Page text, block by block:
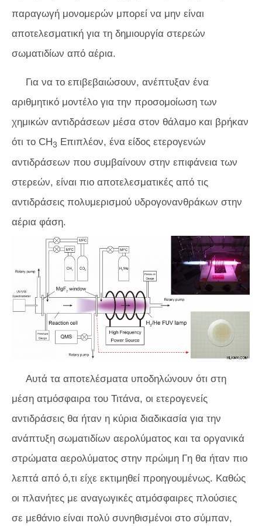
παραγωγή μονομερών μπορεί να μην είναι
αποτελεσματική για τη δημιουργία στερεών
σωματιδίων από αέρια.
Για να το επιβεβαιώσουν, ανέπτυξαν ένα
αριθμητικό μοντέλο για την προσομοίωση των
χημικών αντιδράσεων μέσα στον θάλαμο και βρήκαν
ότι το CH3 Επιπλέον, ένα είδος ετερογενών
αντιδράσεων που συμβαίνουν στην επιφάνεια των
στερεών, είναι πιο αποτελεσματικές από τις
αντιδράσεις πολυμερισμού υδρογονανθράκων στην
αέρια φάση.
Αυτά τα αποτελέσματα υποδηλώνουν ότι στη
μέση ατμόσφαιρα του Τιτάνα, οι ετερογενείς
αντιδράσεις θα ήταν η κύρια διαδικασία για την
ανάπτυξη σωματιδίων αερολύματος και τα οργανικά
στρώματα αερολύματος στην πρώιμη Γη θα ήταν πιο
λεπτά από ό,τι είχε εκτιμηθεί προηγουμένως. Καθώς
οι πλανήτες με αναγωγικές ατμόσφαιρες πλούσιες
σε μεθάνιο είναι πολύ συνηθισμένοι στο σύμπαν,